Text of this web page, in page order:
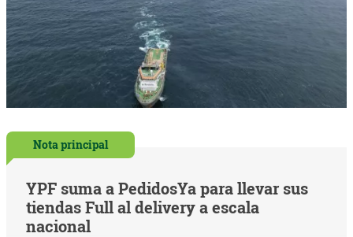
Nota principal
YPF suma a PedidosYa para llevar sus
tiendas Full al delivery a escala
nacional